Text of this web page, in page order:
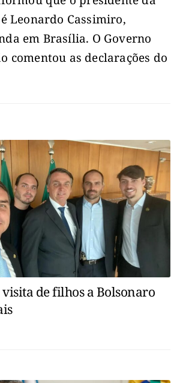
Leonardo Cassimiro,
em Brasília. O Governo
comentou as declarações do
de filhos a Bolsonaro